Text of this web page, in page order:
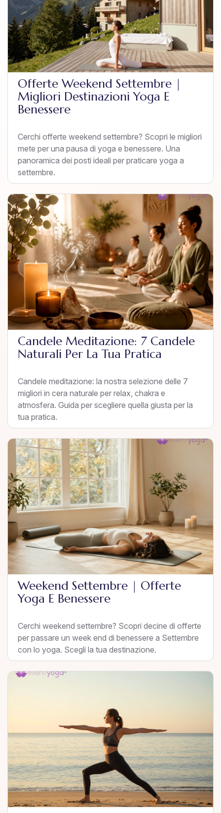
Offerte Weekend Settembre |
Migliori Destinazioni Yoga E
Benessere
Cerchi offerte weekend settembre? Scopri le migliori
mete per una pausa di yoga e benessere. Una
panoramica dei posti ideali per praticare yoga a
settembre.
Candele Meditazione: 7 Candele
Naturali Per La Tua Pratica
Candele meditazione: la nostra selezione delle 7
migliori in cera naturale per relax, chakra e
atmosfera. Guida per scegliere quella giusta per la
tua pratica.
Weekend Settembre | Offerte
Yoga E Benessere
Cerchi weekend settembre? Scopri decine di offerte
per passare un week end di benessere a Settembre
con lo yoga. Scegli la tua destinazione.